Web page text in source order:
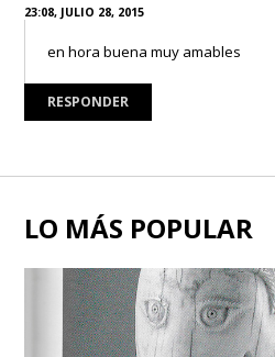
23:08, JULIO 28, 2015
en hora buena muy amables
RESPONDER
LO MÁS POPULAR